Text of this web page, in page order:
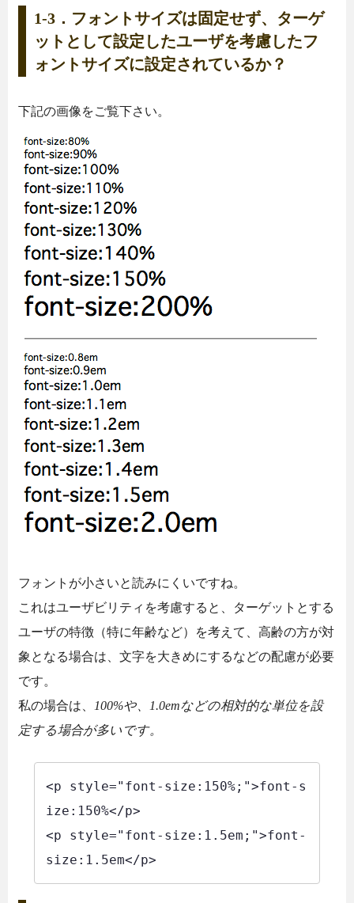
1-3．フォントサイズは固定せず、ターゲ
ットとして設定したユーザを考慮したフ
ォントサイズに設定されているか？
下記の画像をご覧下さい。
フォントが小さいと読みにくいですね。
これはユーザビリティを考慮すると、ターゲットとする
ユーザの特徴（特に年齢など）を考えて、高齢の方が対
象となる場合は、文字を大きめにするなどの配慮が必要
です。
私の場合は、 100%や、1.0emなどの相対的な単位を設
定する場合が多いです。
<p style="font-size:150%;">font-s
ize:150%</p>
<p style="font-size:1.5em;">font-
size:1.5em</p>